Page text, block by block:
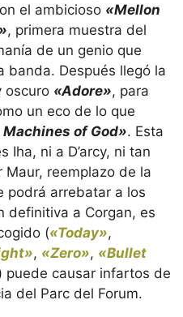
el ambicioso «Mellon
, primera muestra del
de un genio que
banda. Después llegó la
oscuro «Adore», para
un eco de lo que
of God». Esta
Iha, ni a D’arcy, ni tan
Maur, reemplazo de la
podrá arrebatar a los
definitiva a Corgan, es
(«Today»,
, «Zero», «Bullet
puede causar infartos de
del Parc del Forum.